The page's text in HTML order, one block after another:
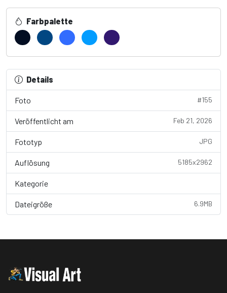
Farbpalette
Details
Foto #155
Veröffentlicht am Feb 21, 2026
Fototyp JPG
Auflösung 5185x2962
Kategorie
Dateigröße 6.9MB